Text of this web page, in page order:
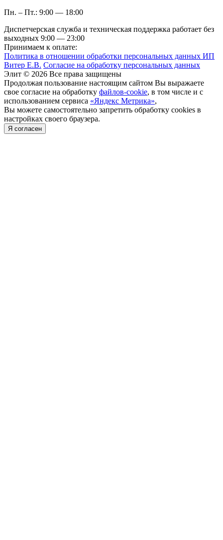
Пн. – Пт.: 9:00 — 18:00
Диспетчерская служба и техническая поддержка работает без
выходных 9:00 — 23:00
Принимаем к оплате:
Политика в отношении обработки персональных данных ИП
Витер Е.В. Согласие на обработку персональных данных
Элит © 2026 Все права защищены
Продолжая пользование настоящим сайтом Вы выражаете
свое согласие на обработку файлов-cookie, в том числе и с
использованием сервиса «Яндекс Метрика»,
Вы можете самостоятельно запретить обработку cookies в
настройках своего браузера.
Я согласен